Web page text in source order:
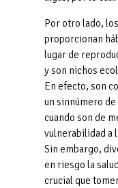
Por otro lado,
proporcionan
lugar de
y son nichos
En efecto, son
un sinnúmero
cuando son de
vulnerabilidad a
Sin embargo,
en riesgo la
crucial que